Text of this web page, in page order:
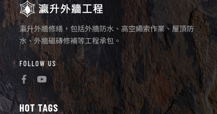
瀛升外牆修繕，包括外牆防水、高空繩索作業、屋頂防
水、外牆磁磚修補等工程承包。
FOLLOW US
HOT TAGS